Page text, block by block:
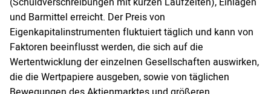
und Barmittel erreicht. Der Preis von
Eigenkapitalinstrumenten fluktuiert täglich und kann von
Faktoren beeinflusst werden, die sich auf die
Wertentwicklung der einzelnen Gesellschaften auswirken,
die die Wertpapiere ausgeben, sowie von täglichen